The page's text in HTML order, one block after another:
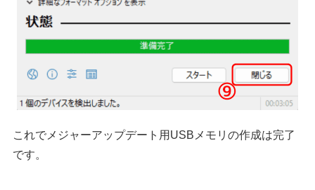
これでメジャーアップデート用USBメモリの作成は完了
です。